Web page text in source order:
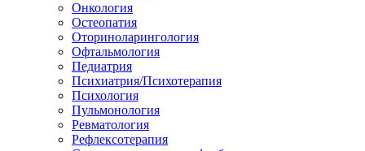
Онкология
Остеопатия
Оториноларингология
Офтальмология
Педиатрия
Психиатрия/Психотерапия
Психология
Пульмонология
Ревматология
Рефлексотерапия